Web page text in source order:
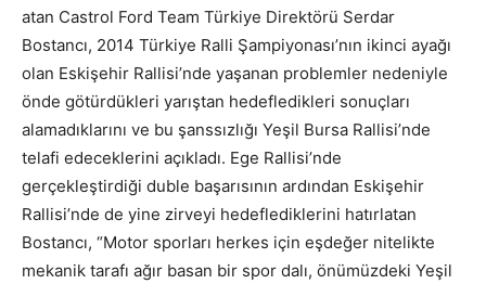
atan Castrol Ford Team Türkiye Direktörü Serdar
Bostancı, 2014 Türkiye Ralli Şampiyonası’nın ikinci ayağı
olan Eskişehir Rallisi’nde yaşanan problemler nedeniyle
önde götürdükleri yarıştan hedefledikleri sonuçları
alamadıklarını ve bu şanssızlığı Yeşil Bursa Rallisi’nde
telafi edeceklerini açıkladı. Ege Rallisi’nde
gerçekleştirdiği duble başarısının ardından Eskişehir
Rallisi’nde de yine zirveyi hedeflediklerini hatırlatan
Bostancı, “Motor sporları herkes için eşdeğer nitelikte
mekanik tarafı ağır basan bir spor dalı, önümüzdeki Yeşil